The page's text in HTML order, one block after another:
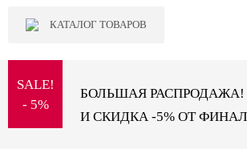
КАТАЛОГ ТОВАРОВ
SALE!
- 5%
БОЛЬШАЯ РАСПРОДАЖА!
И СКИДКА -5% ОТ